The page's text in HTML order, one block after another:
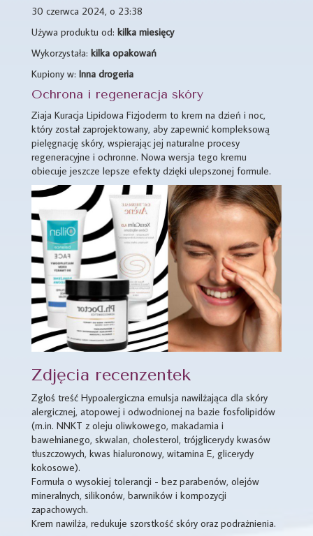
30 czerwca 2024, o 23:38
Używa produktu od: kilka miesięcy
Wykorzystała: kilka opakowań
Kupiony w: Inna drogeria
Ochrona i regeneracja skóry
Ziaja Kuracja Lipidowa Fizjoderm to krem na dzień i noc,
który został zaprojektowany, aby zapewnić kompleksową
pielęgnację skóry, wspierając jej naturalne procesy
regeneracyjne i ochronne. Nowa wersja tego kremu
obiecuje jeszcze lepsze efekty dzięki ulepszonej formule.
Zdjęcia recenzentek
Zgłoś treść Hypoalergiczna emulsja nawilżająca dla skóry
alergicznej, atopowej i odwodnionej na bazie fosfolipidów
(m.in. NNKT z oleju oliwkowego, makadamia i
bawełnianego, skwalan, cholesterol, trójglicerydy kwasów
tłuszczowych, kwas hialuronowy, witamina E, glicerydy
kokosowe).
Formuła o wysokiej tolerancji - bez parabenów, olejów
mineralnych, silikonów, barwników i kompozycji
zapachowych.
Krem nawilża, redukuje szorstkość skóry oraz podrażnienia.